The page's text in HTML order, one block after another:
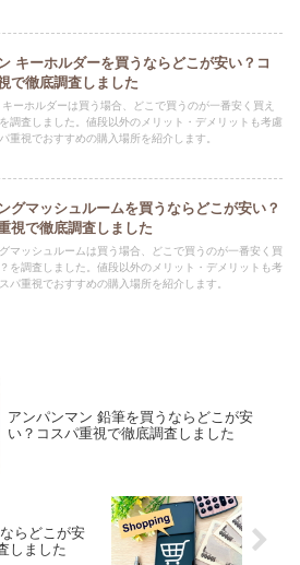
キーホルダーを買うならどこが安い？コ
で徹底調査しました
キーホルダーは買う場合、どこで買うのが一番安く買え
調査しました。値段以外のメリット・デメリットも考慮
重視でおすすめの購入場所を紹介します。
グマッシュルームを買うならどこが安い？
視で徹底調査しました
マッシュルームは買う場合、どこで買うのが一番安く買
を調査しました。値段以外のメリット・デメリットも考
パ重視でおすすめの購入場所を紹介します。
アンパンマン 鉛筆を買うならどこが安
い？コスパ重視で徹底調査しました
らどこが安
しました